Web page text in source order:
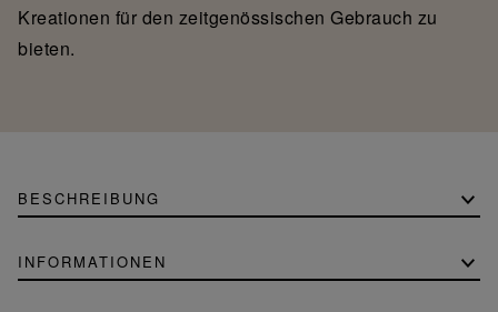
Kreationen für den zeitgenössischen Gebrauch zu
bieten.
BESCHREIBUNG
INFORMATIONEN